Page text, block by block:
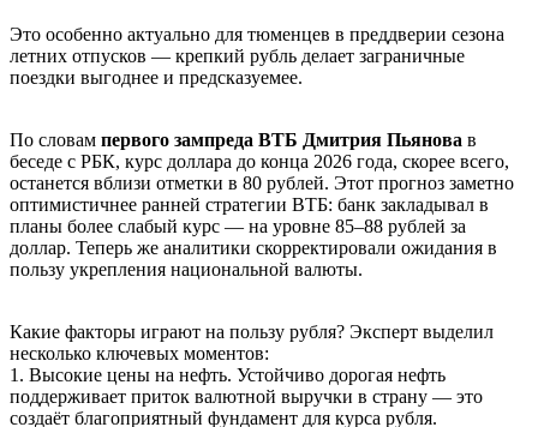
Это особенно актуально для тюменцев в преддверии сезона
летних отпусков — крепкий рубль делает заграничные
поездки выгоднее и предсказуемее.
По словам первого зампреда ВТБ Дмитрия Пьянова в
беседе с РБК, курс доллара до конца 2026 года, скорее всего,
останется вблизи отметки в 80 рублей. Этот прогноз заметно
оптимистичнее ранней стратегии ВТБ: банк закладывал в
планы более слабый курс — на уровне 85–88 рублей за
доллар. Теперь же аналитики скорректировали ожидания в
пользу укрепления национальной валюты.
Какие факторы играют на пользу рубля? Эксперт выделил
несколько ключевых моментов:
1. Высокие цены на нефть. Устойчиво дорогая нефть
поддерживает приток валютной выручки в страну — это
создаёт благоприятный фундамент для курса рубля.